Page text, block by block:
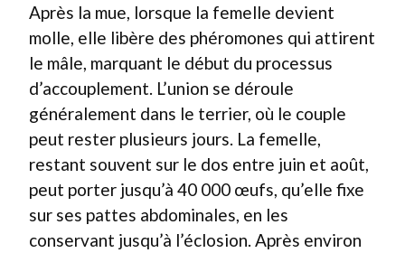
Après la mue, lorsque la femelle devient
molle, elle libère des phéromones qui attirent
le mâle, marquant le début du processus
d’accouplement. L’union se déroule
généralement dans le terrier, où le couple
peut rester plusieurs jours. La femelle,
restant souvent sur le dos entre juin et août,
peut porter jusqu’à 40 000 œufs, qu’elle fixe
sur ses pattes abdominales, en les
conservant jusqu’à l’éclosion. Après environ